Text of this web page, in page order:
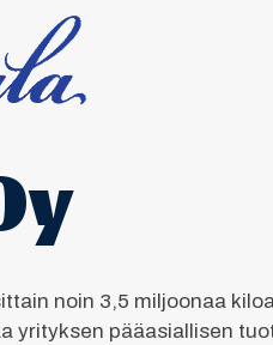
noin 3,5 miljoonaa
yrityksen pääasiallisen